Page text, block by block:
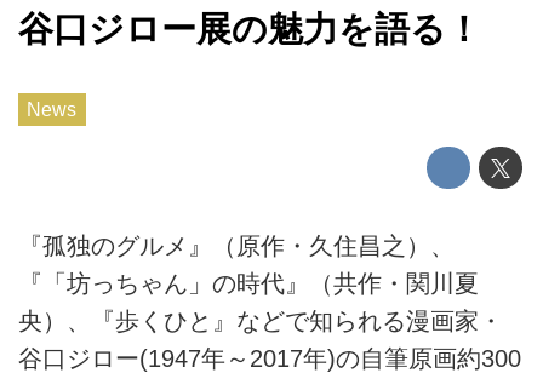
谷口ジロー展の魅力を語る！
News
『孤独のグルメ』（原作・久住昌之）、
『「坊っちゃん」の時代』（共作・関川夏
央）、『歩くひと』などで知られる漫画家・
谷口ジロー(1947年～2017年)の自筆原画約300